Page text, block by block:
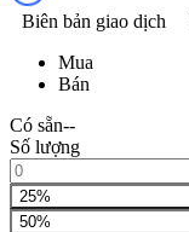
Biên bản giao dịch
Mua
Bán
Có sẵn--
Số lượng
25%
50%